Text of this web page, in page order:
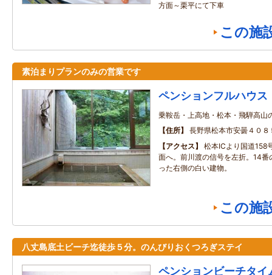
方面～栗平にて下車
この施
素泊まりプランのみの営業です
ペンションフルハウス
乗鞍岳・上高地・松本・飛騨高山
住所
長野県松本市安曇４０８
アクセス
松本ICより国道158
面へ。前川渡の信号を左折。14
った右側の白い建物。
この施
八丈島底土ビーチ迄徒歩５分。のんびりおくつろぎステイ
ペンションビーチタイ